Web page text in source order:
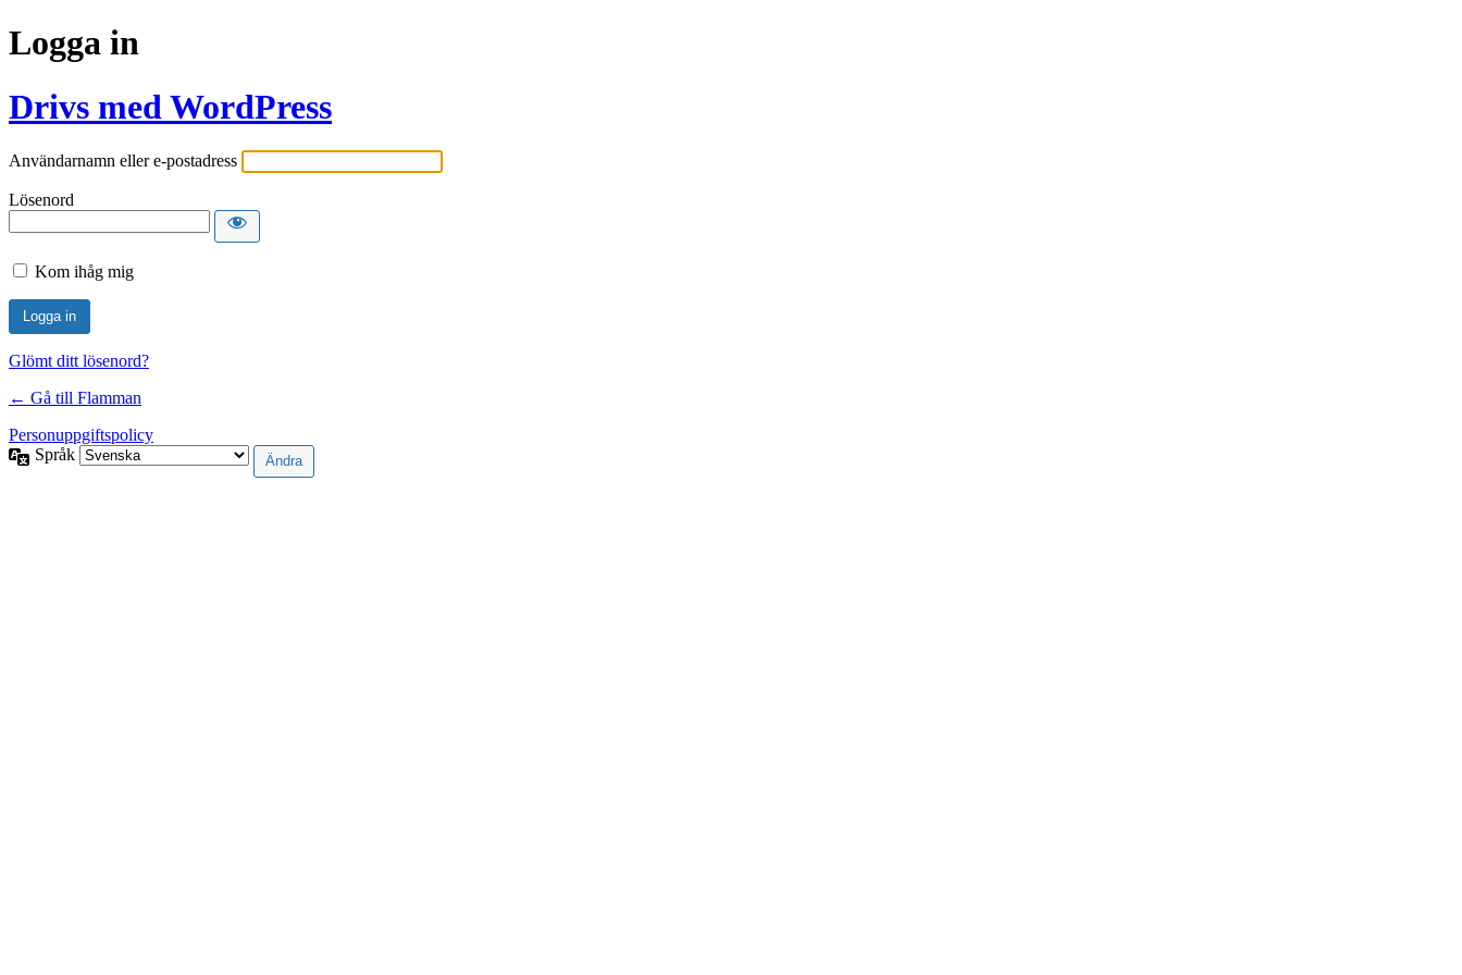
Logga in
Drivs med WordPress
Användarnamn eller e-postadress
Lösenord
Kom ihåg mig
Glömt ditt lösenord?
← Gå till Flamman
Personuppgiftspolicy
Språk